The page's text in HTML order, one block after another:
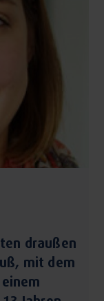
draußen
mit dem